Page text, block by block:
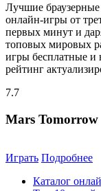
Лучшие браузерные
онлайн-игры от
первых минут и
топовых мировых
игры бесплатные и
рейтинг
7.7
Mars Tomorrow
Играть Подробнее
Каталог